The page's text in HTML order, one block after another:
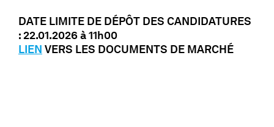
DATE LIMITE DE DÉPÔT DES CANDIDATURES
: 22.01.2026 à 11h00
LIEN VERS LES DOCUMENTS DE MARCHÉ